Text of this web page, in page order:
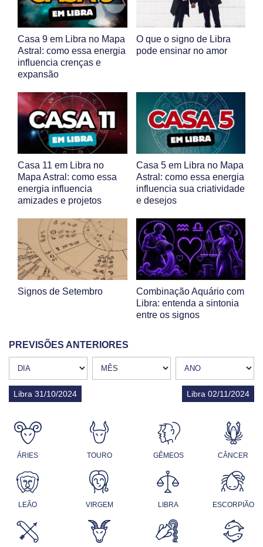
Casa 9 em Libra no Mapa
Astral: como essa energia
influencia crenças e
expansão
O que o signo de Libra
pode ensinar no amor
Casa 11 em Libra no
Mapa Astral: como essa
energia influencia
amizades e projetos
Casa 5 em Libra no Mapa
Astral: como essa energia
influencia sua criatividade
e desejos
Signos de Setembro
Combinação Aquário com
Libra: entenda a sintonia
entre os signos
PREVISÕES ANTERIORES
Libra 31/10/2024 Libra 02/11/2024
ÁRIES TOURO GÊMEOS CÂNCER
LEÃO VIRGEM LIBRA ESCORPIÃO